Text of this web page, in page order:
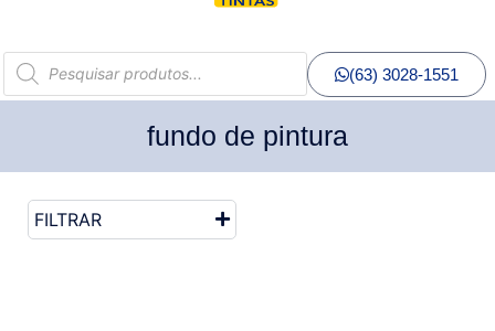
(63) 3028-1551
fundo de pintura
FILTRAR